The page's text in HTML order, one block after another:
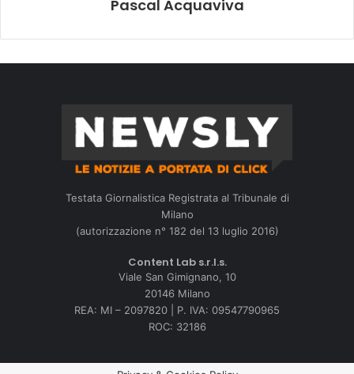
Pascal Acquaviva
Testata Giornalistica Registrata al Tribunale di
Milano
(autorizzazione n° 182 del 13 luglio 2016)
Content Lab s.r.l.s.
Viale San Gimignano, 10
20146 Milano
REA: MI – 2097820 | P. IVA: 09547790965
ROC: 32186